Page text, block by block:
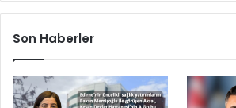
Son Haberler